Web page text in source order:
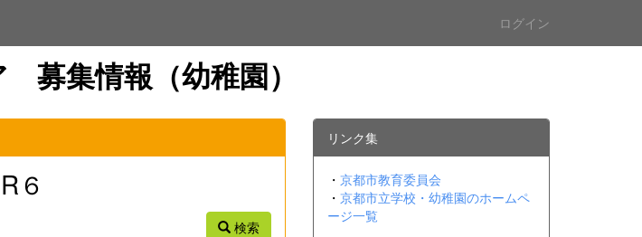
ログイン
募集情報（幼稚園）
６
検索
リンク集
・ 京都市教育委員会
・ 京都市立学校・幼稚園のホームペ
ージ一覧